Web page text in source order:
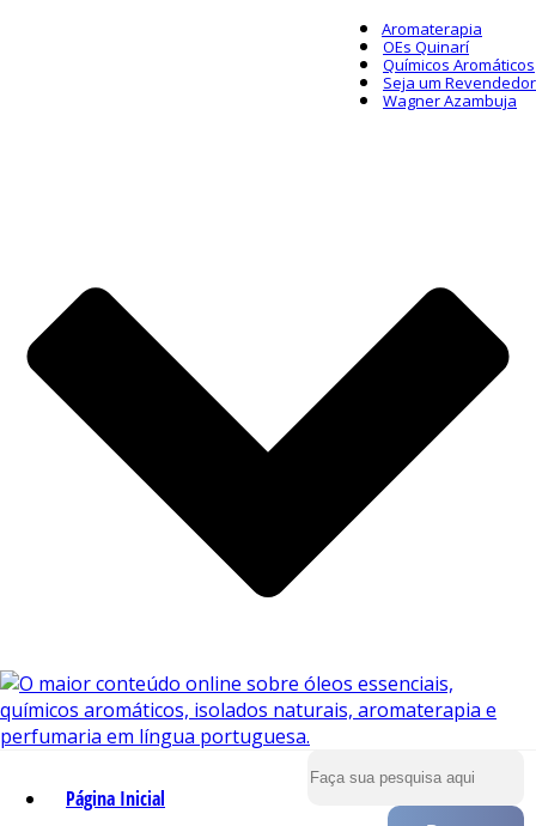
Aromaterapia
OEs Quinarí
Químicos Aromáticos
Seja um Revendedor
Wagner Azambuja
Página Inicial